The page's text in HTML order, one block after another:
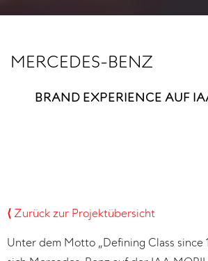
MERCEDES-BENZ
BRAND EXPERIENCE AUF
⟨ Zurück zur Projektübersicht
Unter dem Motto „Defining Class since